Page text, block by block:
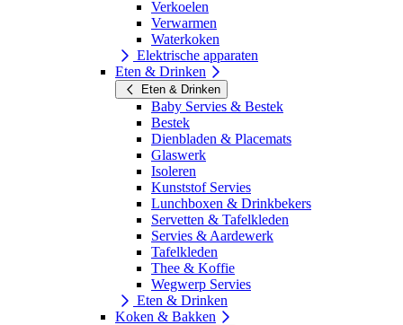
Verkoelen
Verwarmen
Waterkoken
Elektrische apparaten
Eten & Drinken
Eten & Drinken
Baby Servies & Bestek
Bestek
Dienbladen & Placemats
Glaswerk
Isoleren
Kunststof Servies
Lunchboxen & Drinkbekers
Servetten & Tafelkleden
Servies & Aardewerk
Tafelkleden
Thee & Koffie
Wegwerp Servies
Eten & Drinken
Koken & Bakken